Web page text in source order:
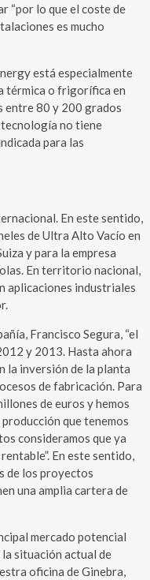
“por lo que el coste de
es mucho
está especialmente
térmica o frigorífica en
entre 80 y 200 grados
tecnología no tiene
para las
En este sentido,
de Ultra Alto Vacío en
y para la empresa
En territorio nacional,
aplicaciones industriales
Francisco Segura, “el
y 2013. Hasta ahora
la inversión de la planta
de fabricación. Para
de euros y hemos
que tenemos
consideramos que ya
En este sentido,
de los proyectos
una amplia cartera de
mercado potencial
la situación actual de
oficina de Ginebra,